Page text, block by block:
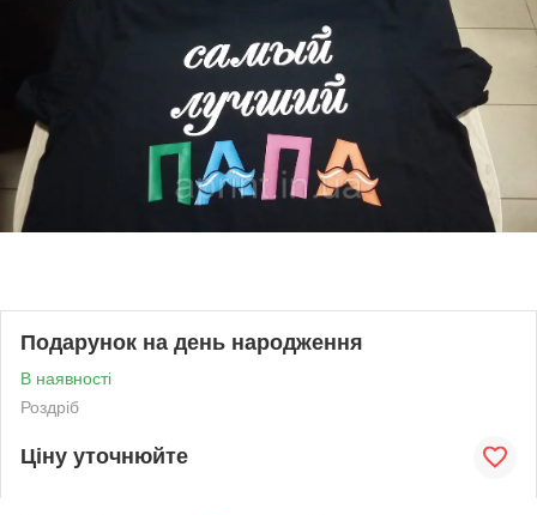
Подарунок на день народження
В наявності
Роздріб
Ціну уточнюйте